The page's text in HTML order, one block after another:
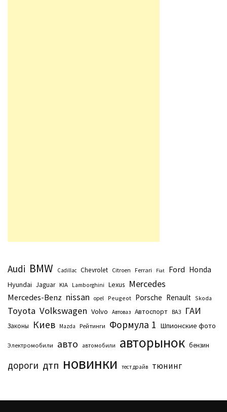
Audi BMW Cadillac Chevrolet Citroen Ferrari Fiat Ford Honda
Hyundai Jaguar KIA Lamborghini Lexus Mercedes
Mercedes-Benz nissan opel Peugeot Porsche Renault Skoda
Toyota Volkswagen Volvo Автоваз Автоспорт ВАЗ ГАИ
Законы Киев Маzda Рейтинги Формула 1 Шпионские фото
Электромобили авто автомобили авторынок бензин
дороги дтп новинки тест драйв тюнинг